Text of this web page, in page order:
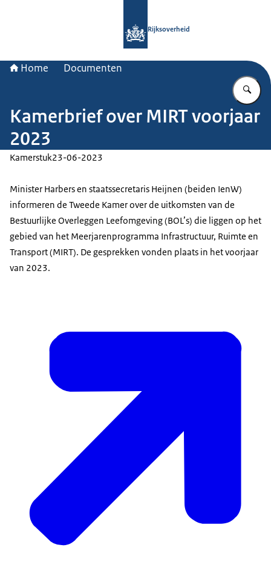
Rijksoverheid
Home Documenten
Kamerbrief over MIRT voorjaar
2023
Kamerstuk23-06-2023
Minister Harbers en staatssecretaris Heijnen (beiden IenW)
informeren de Tweede Kamer over de uitkomsten van de
Bestuurlijke Overleggen Leefomgeving (BOL’s) die liggen op het
gebied van het Meerjarenprogramma Infrastructuur, Ruimte en
Transport (MIRT). De gesprekken vonden plaats in het voorjaar
van 2023.